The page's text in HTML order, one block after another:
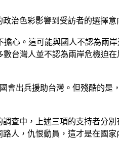
治色彩影響到受訪者的選擇意
心。這可能與國人不認為兩
台灣人並不認為兩岸危機迫
會出兵援助台灣。但殘酷的是
中，上述三項的支持者分別
人，仇恨動員，這才是在國